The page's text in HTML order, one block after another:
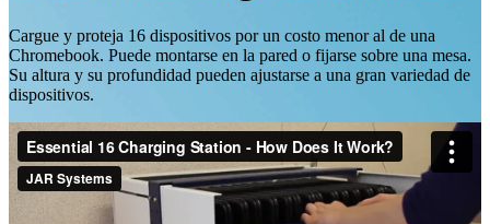
Cargue y proteja 16 dispositivos por un costo menor al de una
Chromebook. Puede montarse en la pared o fijarse sobre una mesa.
Su altura y su profundidad pueden ajustarse a una gran variedad de
dispositivos.